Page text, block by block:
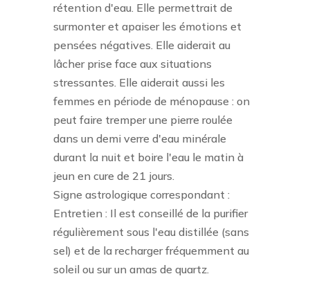
rétention d'eau. Elle permettrait de
surmonter et apaiser les émotions et
pensées négatives. Elle aiderait au
lâcher prise face aux situations
stressantes. Elle aiderait aussi les
femmes en période de ménopause : on
peut faire tremper une pierre roulée
dans un demi verre d'eau minérale
durant la nuit et boire l'eau le matin à
jeun en cure de 21 jours.
Signe astrologique correspondant :
Entretien : Il est conseillé de la purifier
régulièrement sous l'eau distillée (sans
sel) et de la recharger fréquemment au
soleil ou sur un amas de quartz.